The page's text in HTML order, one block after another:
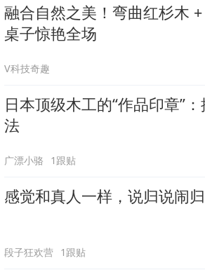
融合自然之美！弯曲红杉木
桌子惊艳全场
V科技奇趣
日本顶级木工的“作品印章”
法
广漂小骆 1跟贴
感觉和真人一样，说归说闹
段子狂欢营 1跟贴